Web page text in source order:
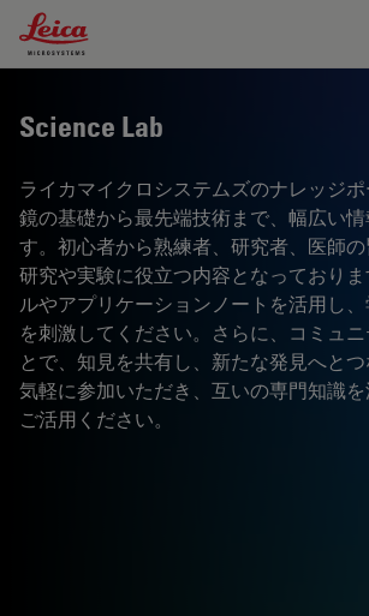
Leica Microsystems Logo
Science Lab
ライカマイクロシステムズのナレッジ
鏡の基礎から最先端技術まで、幅広い
す。初心者から熟練者、研究者、医師
研究や実験に役立つ内容となっており
ルやアプリケーションノートを活用し
を刺激してください。さらに、コミュ
とで、知見を共有し、新たな発見へと
気軽に参加いただき、互いの専門知識
ご活用ください。